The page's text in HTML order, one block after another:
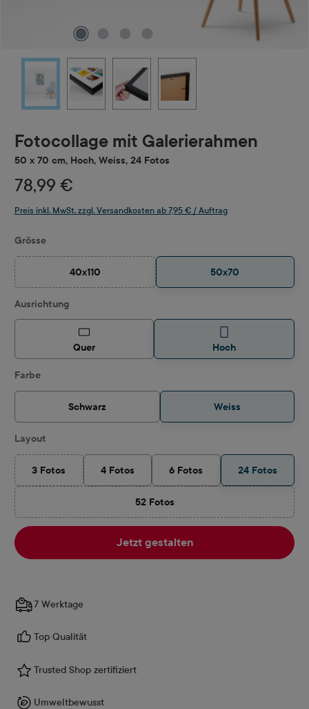
Fotocollage mit Galerierahmen
50 x 70 cm, Hoch, Weiss, 24 Fotos
78,99 €
Preis inkl. MwSt. zzgl. Versandkosten ab 7,95 € / Auftrag
Grösseauswählen
40x110
(Diese Option ist zurzeit nicht verfügbar.)
50x70
Ausrichtungauswählen
Quer Hoch
Farbeauswählen
Schwarz Weiss
Layout
3 Fotos
(Diese Option ist zurzeit nicht verfügbar.)
4 Fotos 6 Fotos 24 Fotos
52 Fotos
(Diese Option ist zurzeit nicht
Jetzt gestalten
7 Werktage
Top Qualität
Trusted Shop zertifiziert
Umweltbewusst